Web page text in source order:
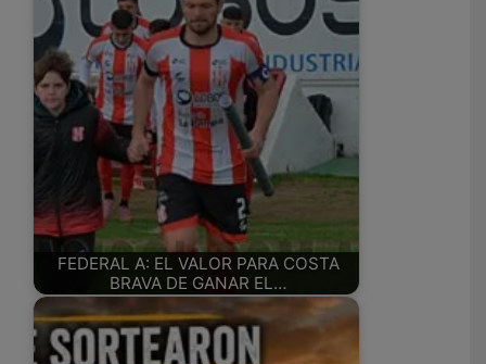
FEDERAL A: EL VALOR PARA COSTA
BRAVA DE GANAR EL…